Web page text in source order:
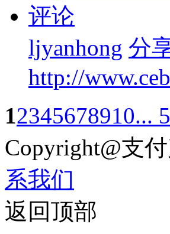
评论
ljyanhong 分
http://
12345678910...
Copyright@
系我们
返回顶部